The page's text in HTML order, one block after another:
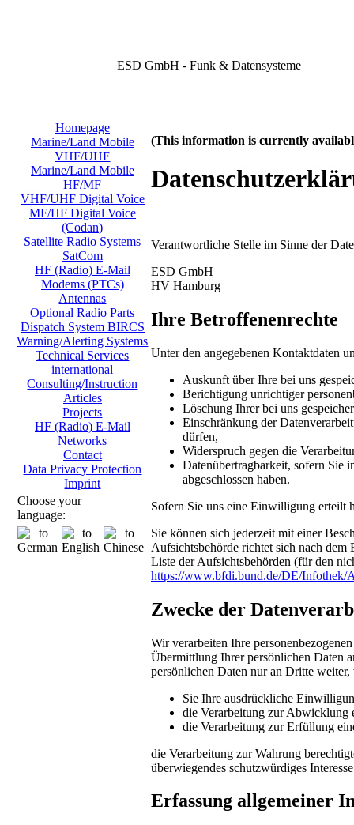
ESD GmbH - Funk & Datensysteme
Homepage
Marine/Land Mobile
VHF/UHF
Marine/Land Mobile
HF/MF
VHF/UHF Digital Voice
MF/HF Digital Voice
(Codan)
Satellite Radio Systems
SatCom
HF (Radio) E-Mail
Modems (PTCs)
Antennas
Optional Radio Parts
Dispatch System BIRCS
Warning/Alerting Systems
Technical Services
international
Consulting/Instruction
Articles
Projects
HF (Radio) E-Mail
Networks
Contact
Data Privacy Protection
Imprint
Choose your
language:
(This information is currently
Verantwortliche Stelle im Sinne der
ESD GmbH
HV Hamburg
Ihre Betroffenenrechte
Unter den angegebenen Kontaktdaten
Auskunft über Ihre bei uns
Berichtigung unrichtiger
Löschung Ihrer bei uns
Einschränkung der
dürfen,
Widerspruch gegen die
Datenübertragbarkeit, sofern Sie
abgeschlossen haben.
Sofern Sie uns eine Einwilligung erteilt
Sie können sich jederzeit mit einer
Aufsichtsbehörde richtet sich nach
Liste der Aufsichtsbehörden (für den
https://www.bfdi.bund.de/DE/Infothek/
Zwecke der
Wir verarbeiten Ihre
Übermittlung Ihrer persönlichen Daten
persönlichen Daten nur an Dritte weiter,
Sie Ihre ausdrückliche
die Verarbeitung zur Abwicklung
die Verarbeitung zur Erfüllung
die Verarbeitung zur Wahrung
überwiegendes schutzwürdiges
Erfassung allgemeiner